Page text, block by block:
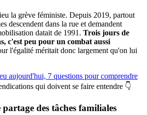
la grève féministe. Depuis 2019, partout
descendent dans la rue et demandent
datait de 1991. Trois jours de
c'est peu pour un combat aussi
l'égalité méritait donc largement qu'on lui
aujourd'hui, 7 questions pour comprendre
qui doivent se faire entendre 👇
des tâches familiales